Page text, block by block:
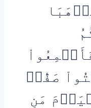
(63) فَأَجۡمِعُواْ
صَفّٗاۚ
مَنِ